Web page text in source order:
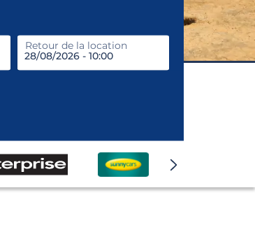
Retour de la location
prendre